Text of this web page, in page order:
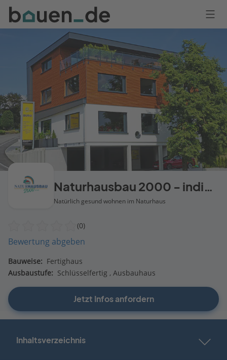
Bauen
Logo
Naturhausbau 2000 - individuelle Holzhäuser
Natürlich gesund wohnen im Naturhaus
(0)
Bewertung abgeben
Bauweise: Fertighaus
Ausbaustufe: Schlüsselfertig Ausbauhaus
Jetzt Infos anfordern
Inhaltsverzeichnis